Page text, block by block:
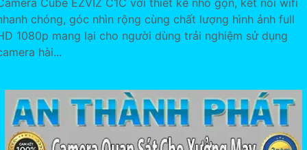
chóng, góc nhìn rộng cùng chất lượng hình ảnh full
1080p mang lại cho người dùng trải nghiệm sử dụng
hài...